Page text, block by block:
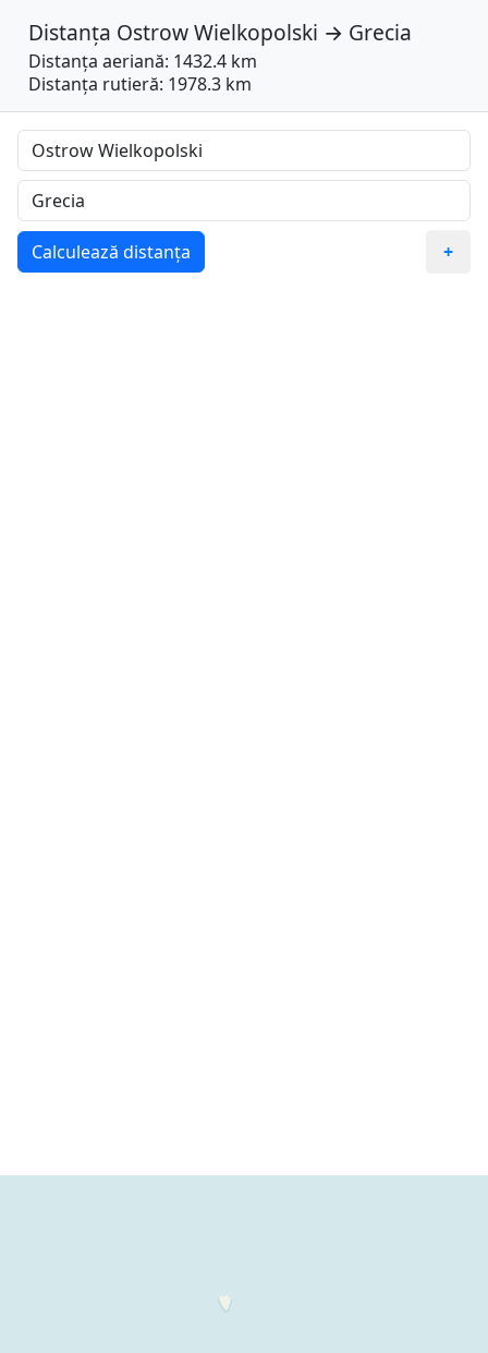
Distanța Ostrow Wielkopolski → Grecia
Distanța aeriană: 1432.4 km
Distanța rutieră: 1978.3 km
Calculează distanța +